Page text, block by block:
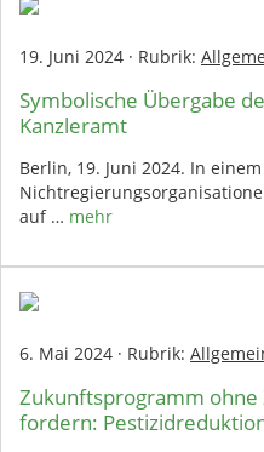
19. Juni 2024 · Rubrik:
Symbolische Übergabe
Kanzleramt
Berlin, 19. Juni 2024. In
auf … mehr
6. Mai 2024 · Rubrik:
Zukunftsprogramm ohne
fordern: